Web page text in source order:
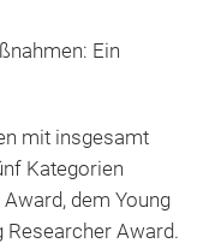
Ein
mit insgesamt
Kategorien
dem Young
Researcher Award.